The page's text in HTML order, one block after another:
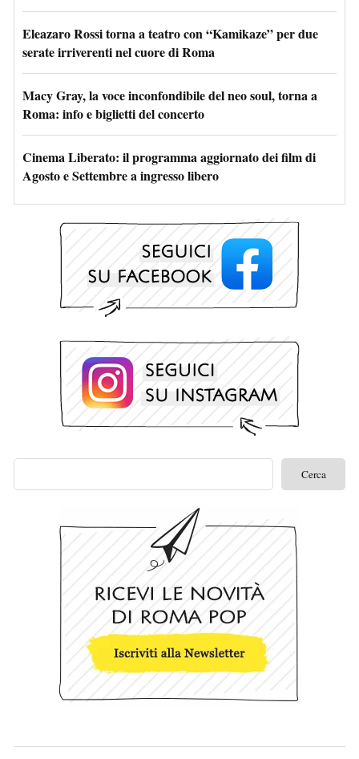
Eleazaro Rossi torna a teatro con “Kamikaze” per due
serate irriverenti nel cuore di Roma
Macy Gray, la voce inconfondibile del neo soul, torna a
Roma: info e biglietti del concerto
Cinema Liberato: il programma aggiornato dei film di
Agosto e Settembre a ingresso libero